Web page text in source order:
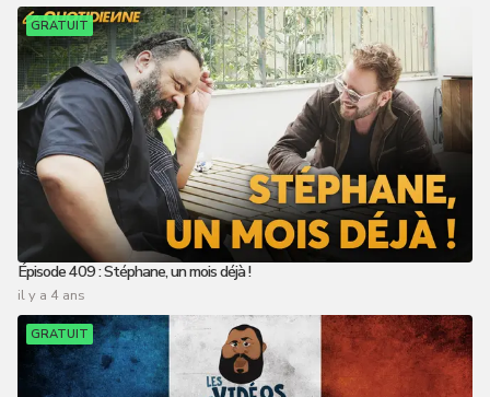
GRATUIT
Épisode 409 : Stéphane, un mois déjà !
il y a 4 ans
GRATUIT